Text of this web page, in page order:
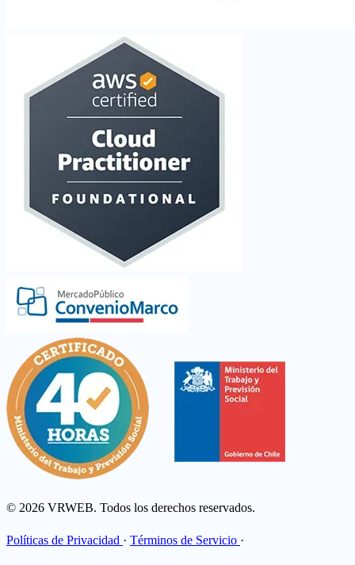
© 2026 VRWEB. Todos los derechos reservados.
Políticas de Privacidad · Términos de Servicio ·